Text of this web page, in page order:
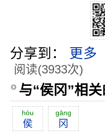
分享到： 更多
阅读(3933次)
与“侯冈”相
hòu
侯
gāng
冈